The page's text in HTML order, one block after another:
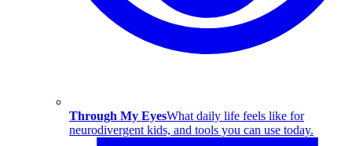
Through My EyesWhat daily life feels like for
neurodivergent kids, and tools you can use today.